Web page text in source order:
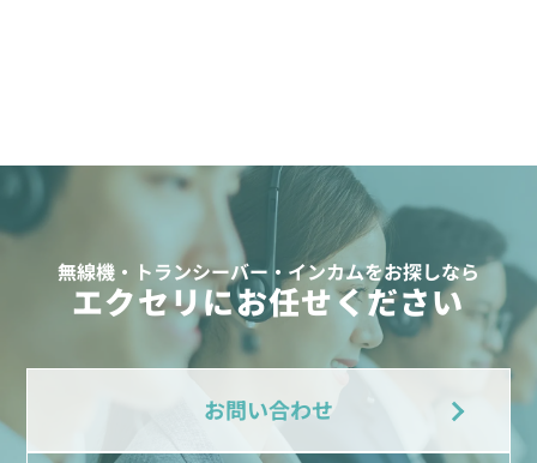
無線機・トランシーバー・インカムをお探しなら
エクセリにお任せください
お問い合わせ